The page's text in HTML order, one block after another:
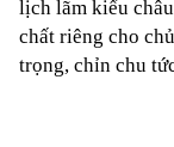
lịch lãm kiểu
chất riêng cho
trọng, chỉn chu